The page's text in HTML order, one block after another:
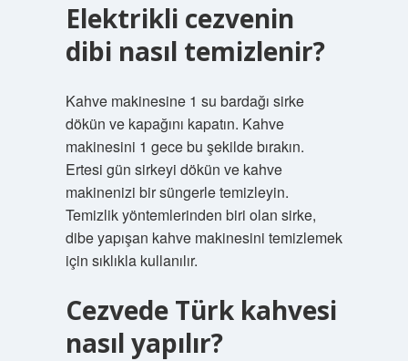
Elektrikli cezvenin
dibi nasıl temizlenir?
Kahve makinesine 1 su bardağı sirke
dökün ve kapağını kapatın. Kahve
makinesini 1 gece bu şekilde bırakın.
Ertesi gün sirkeyi dökün ve kahve
makinenizi bir süngerle temizleyin.
Temizlik yöntemlerinden biri olan sirke,
dibe yapışan kahve makinesini temizlemek
için sıklıkla kullanılır.
Cezvede Türk kahvesi
nasıl yapılır?